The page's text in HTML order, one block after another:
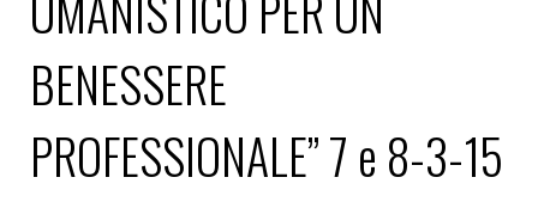
BENESSERE
PROFESSIONALE” 7 e 8-3-15